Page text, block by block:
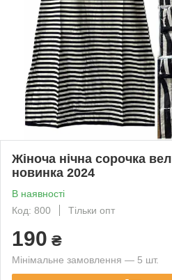
Жіноча нічна сорочка
новинка 2024
В наявності
Код: 800
Тільки опт
190 ₴
Мінімальне замовлення — 5 шт.